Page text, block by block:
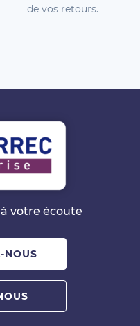
de vos retours.
votre écoute
NOUS